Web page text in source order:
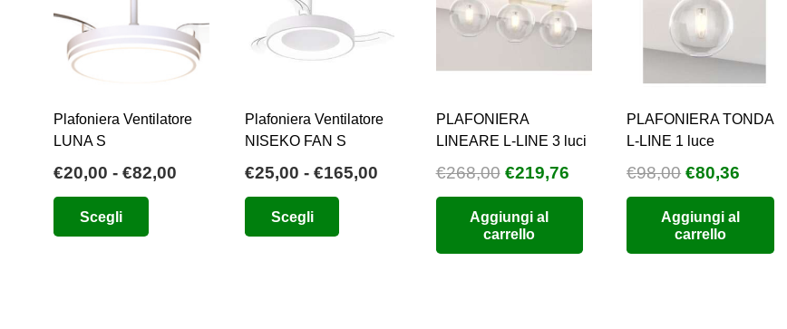
Plafoniera Ventilatore
LUNA S
€20,00 - €82,00
Scegli
Plafoniera Ventilatore
NISEKO FAN S
€25,00 - €165,00Fascia
Scegli
PLAFONIERA
LINEARE L-LINE 3 luci
€268,00 Il
prezzo
originale
era:
€219,76Il
prezzo
Aggiungi al
carrello
PLAFONIERA TONDA
L-LINE 1 luce
€98,00 Il
prezzo
originale
era:
€80,36
prezzo
attuale
Aggiungi al
carrello